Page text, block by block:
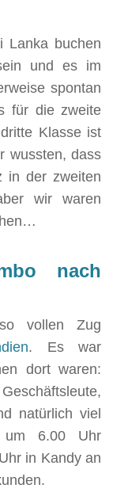
Lanka buchen
und es im
spontan
für die zweite
Klasse ist
wussten, dass
in der zweiten
wir waren
nach
vollen Zug
. Es war
dort waren:
natürlich viel
6.00 Uhr
in Kandy an